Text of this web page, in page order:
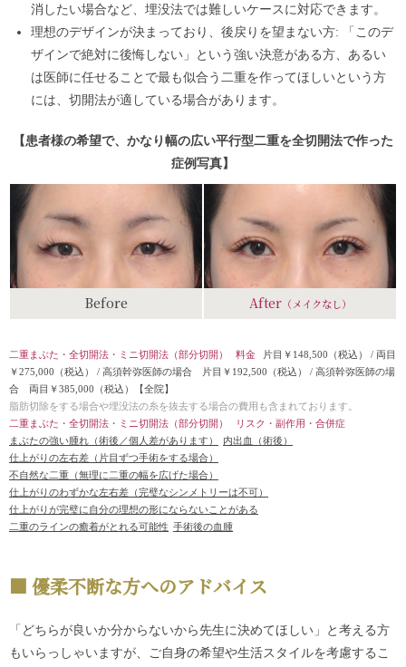
消したい場合など、埋没法では難しいケースに対応できます。
理想のデザインが決まっており、後戻りを望まない方: 「このデ
ザインで絶対に後悔しない」という強い決意がある方、あるい
は医師に任せることで最も似合う二重を作ってほしいという方
には、切開法が適している場合があります。
【患者様の希望で、かなり幅の広い平行型二重を全切開法で作った
症例写真】
Before After（メイクなし）
二重まぶた・全切開法・ミニ切開法（部分切開） 料金 片目￥148,500（税込） / 両目
￥275,000（税込）
/ 高須幹弥医師の場合 片目￥192,500（税込） / 高須幹弥医師の場
合 両目￥385,000（税込）
【全院】
脂肪切除をする場合や埋没法の糸を抜去する場合の費用も含まれております。
二重まぶた・全切開法・ミニ切開法（部分切開）
リスク・副作用・合併症
まぶたの強い腫れ（術後／個人差があります）
内出血（術後）
仕上がりの左右差（片目ずつ手術をする場合）
不自然な二重（無理に二重の幅を広げた場合）
仕上がりのわずかな左右差（完璧なシンメトリーは不可）
仕上がりが完璧に自分の理想の形にならないことがある
二重のラインの癒着がとれる可能性 手術後の血腫
優柔不断な方へのアドバイス
「どちらが良いか分からないから先生に決めてほしい」と考える方
もいらっしゃいますが、ご自身の希望や生活スタイルを考慮するこ